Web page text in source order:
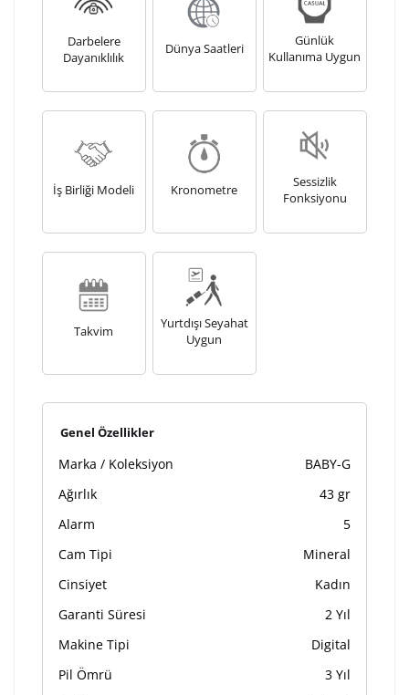
sebebi ile 1-2 iş günü uzamaktadır. Gravür İşlemi
tamamlandıktan sonra siparişiniz kargoya verilecektir.
Kişiselleştirilmiş
iade ve değişim
Darbelere
Dayanıklılık
Dünya Saatleri
Günlük
Kullanıma Uygun
İş Birliği Modeli Kronometre
Sessizlik
Fonksiyonu
Takvim
Yurtdışı Seyahat
Uygun
Genel Özellikler
Marka / Koleksiyon
BABY-G
Ağırlık
43 gr
Alarm
5
Cam Tipi
Mineral
Cinsiyet
Kadın
Garanti Süresi
2 Yıl
Makine Tipi
Digital
Pil Ömrü
3 Yıl